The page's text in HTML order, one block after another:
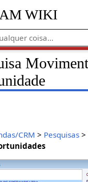
WIKI
CRM > Pesquisas>